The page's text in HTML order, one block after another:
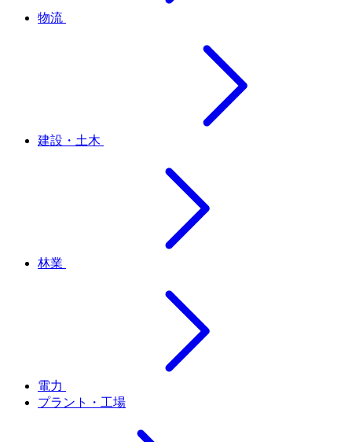
物流
建設・土木
林業
電力
プラント・工場